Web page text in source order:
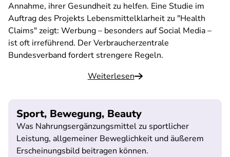
Annahme, ihrer Gesundheit zu helfen. Eine Studie im
Auftrag des Projekts Lebensmittelklarheit zu "Health
Claims" zeigt: Werbung – besonders auf Social Media –
ist oft irreführend. Der Verbraucherzentrale
Bundesverband fordert strengere Regeln.
Weiterlesen
Sport, Bewegung, Beauty
Was Nahrungsergänzungsmittel zu sportlicher
Leistung, allgemeiner Beweglichkeit und äußerem
Erscheinungsbild beitragen können.